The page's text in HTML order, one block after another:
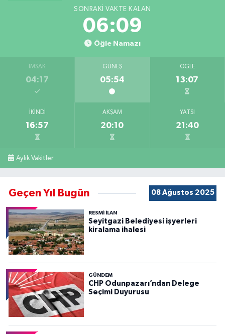
SONRAKI VAKTE KALAN
06:08
Öğle Namazı
İMSAK
04:17
GÜNEŞ
05:54
ÖĞLE
13:07
İKINDI
16:57
AKŞAM
20:10
YATSI
21:40
Aylık Vakitler
Geçen Yıl Bugün 08 Ağustos 2025
RESMİ İLAN
Seyitgazi Belediyesi işyerleri
kiralama ihalesi
GÜNDEM
CHP Odunpazarı’ndan Delege
Seçimi Duyurusu